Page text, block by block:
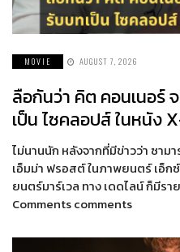
MOVIE AUGUST 7, 2026
ลือกันว่า คิต คอนเนอร์
เป็น ไซคลอปส์ ในหนัง
ไม่นานนัก หลังจากที่มีข่าวว่า ซาม
เอ็มม่า ฟรอสต์ ในภาพยนตร์ เอ็ก
ยนตร์มาร์เวล ทาง เดดไลน์ ก็มีร
Comments comments